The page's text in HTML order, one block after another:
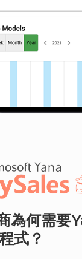
為何需要
式？